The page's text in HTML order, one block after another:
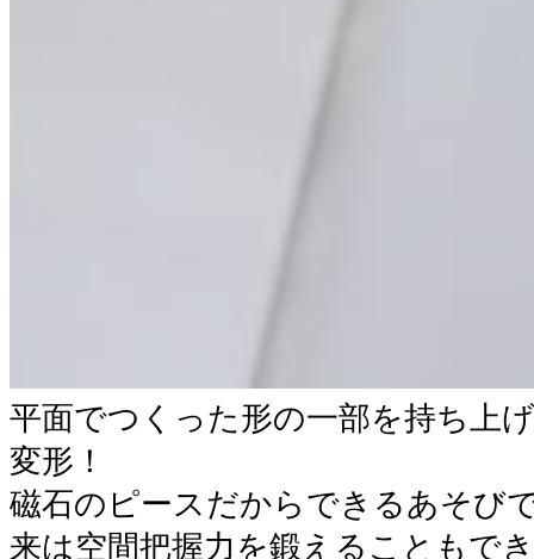
平面でつくった形の一部を持ち上
変形！
磁石のピースだからできるあそび
来は空間把握力を鍛えることもで